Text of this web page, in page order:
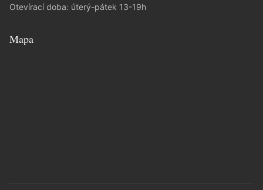
Otevírací doba: úterý-pátek 13-19h
Mapa